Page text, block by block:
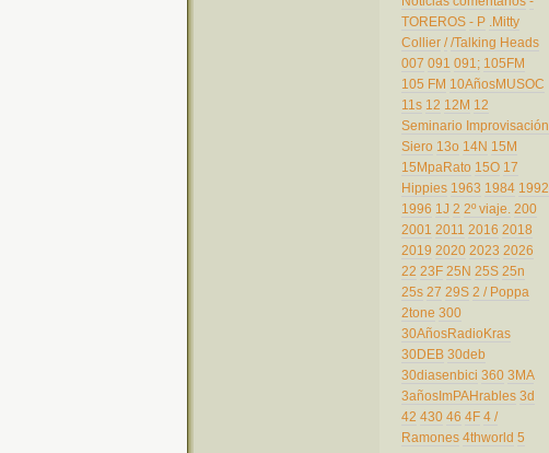
TOREROS - P .Mitty
Collier / /Talking Heads
007 091 091; 105FM
105 FM 10AñosMUSOC
11s 12 12M 12
Seminario Improvisación
Siero 13o 14N 15M
15MpaRato 15O 17
Hippies 1963 1984 1992
1996 1J 2 2º viaje. 200
2001 2011 2016 2018
2019 2020 2023 2026
22 23F 25N 25S 25n
25s 27 29S 2 / Poppa
2tone 300
30AñosRadioKras
30DEB 30deb
30diasenbici 360 3MA
3añosImPAHrables 3d
42 430 46 4F 4 /
Ramones 4thworld 5